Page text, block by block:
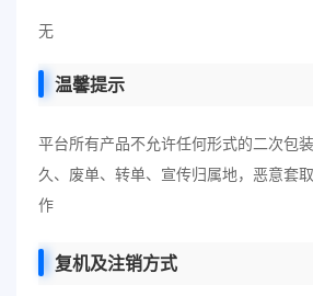
无
温馨提示
平台所有产品不允许任何形式的二次包
久、废单、转单、宣传归属地，恶意套
作
复机及注销方式